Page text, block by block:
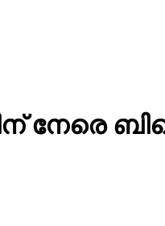
നേരെ